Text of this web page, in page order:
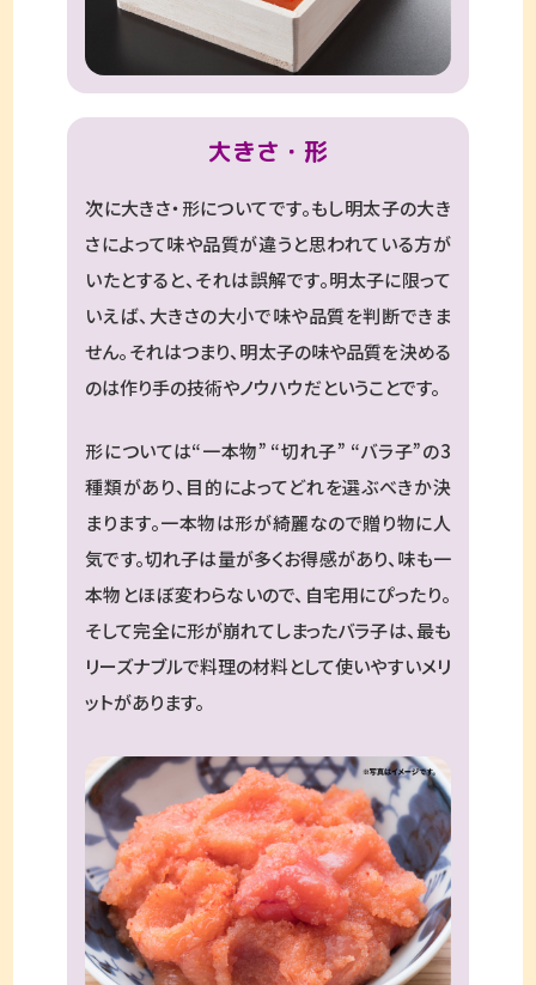
大きさ・形
次に大きさ・形についてです。もし明太子の大き
さによって味や品質が違うと思われている方が
いたとすると、それは誤解です。明太子に限って
いえば、大きさの大小で味や品質を判断できま
せん。それはつまり、明太子の味や品質を決める
のは作り手の技術やノウハウだということです。
形については“一本物” “切れ子” “バラ子”の3
種類があり、目的によってどれを選ぶべきか決
まります。一本物は形が綺麗なので贈り物に人
気です。切れ子は量が多くお得感があり、味も一
本物とほぼ変わらないので、自宅用にぴったり。
そして完全に形が崩れてしまったバラ子は、最も
リーズナブルで料理の材料として使いやすいメリ
ットがあります。